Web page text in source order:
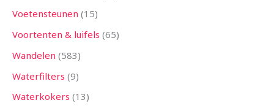
Voetensteunen 15
Voortenten & luifels 65
Wandelen 583
Waterfilters 9
Waterkokers 13